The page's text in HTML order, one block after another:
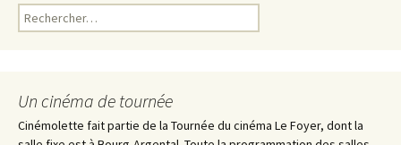
Rechercher :
Un cinéma de tournée
Cinémolette fait partie de la Tournée du cinéma Le Foyer, dont la